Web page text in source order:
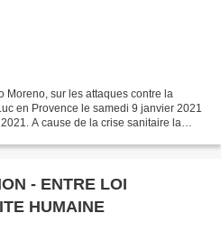
Moreno, sur les attaques contre la
en Provence le samedi 9 janvier 2021
A cause de la crise sanitaire la
- ENTRE LOI
HUMAINE